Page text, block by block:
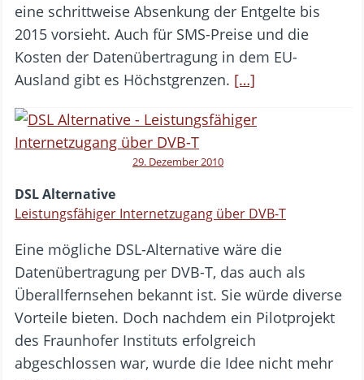
eine schrittweise Absenkung der Entgelte bis
2015 vorsieht. Auch für SMS-Preise und die
Kosten der Datenübertragung in dem EU-
Ausland gibt es Höchstgrenzen. […]
29. Dezember 2010
DSL Alternative
Leistungsfähiger Internetzugang über DVB-T
Eine mögliche DSL-Alternative wäre die
Datenübertragung per DVB-T, das auch als
Überallfernsehen bekannt ist. Sie würde diverse
Vorteile bieten. Doch nachdem ein Pilotprojekt
des Fraunhofer Instituts erfolgreich
abgeschlossen war, wurde die Idee nicht mehr